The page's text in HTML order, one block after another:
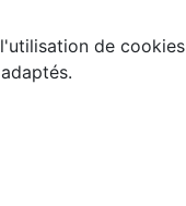
de cookies